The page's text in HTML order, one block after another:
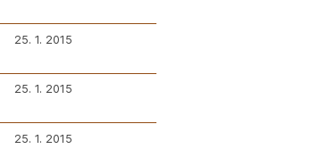
25. 1. 2015
25. 1. 2015
25. 1. 2015